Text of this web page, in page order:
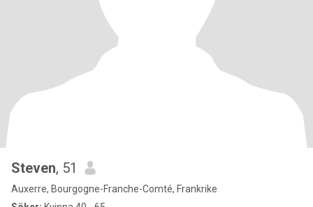
Steven, 51
Auxerre, Bourgogne-Franche-Comté, Frankrike